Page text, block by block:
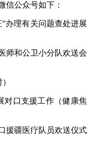
公众号如下：
理有关问题查处进展
和公卫小分队欢送会
口支援工作（健康焦
疆医疗队员欢送仪式